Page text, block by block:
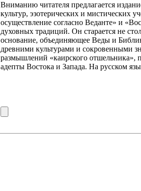
Вниманию читателя предлагается
культур, эзотерических и мистических
осуществление согласно Веданте» и
духовных традиций. Он старается не
основание, объединяющее Веды и
древними культурами и сокровенными
размышлений «каирского отшельника»,
адепты Востока и Запада. На русском